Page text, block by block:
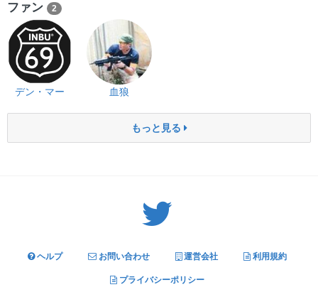
ファン 2
デン・マー 血狼
もっと見る
ヘルプ お問い合わせ 運営会社 利用規約
プライバシーポリシー